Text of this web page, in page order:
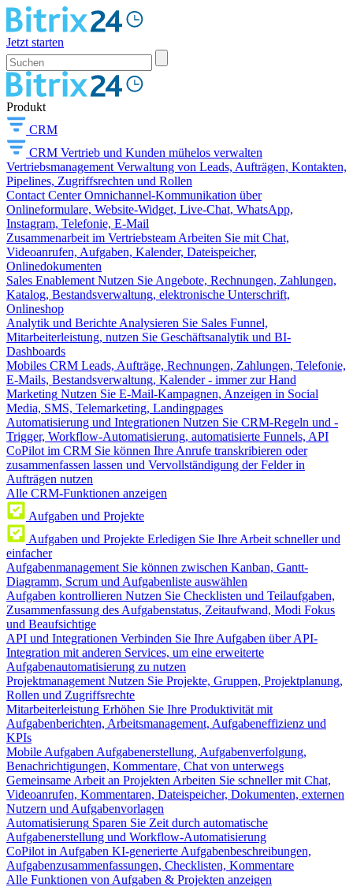
Jetzt starten
Produkt
CRM
CRM Vertrieb und Kunden mühelos verwalten
Vertriebsmanagement Verwaltung von Leads, Aufträgen, Kontakten,
Pipelines, Zugriffsrechten und Rollen
Contact Center Omnichannel-Kommunikation über
Onlineformulare, Website-Widget, Live-Chat, WhatsApp,
Instagram, Telefonie, E-Mail
Zusammenarbeit im Vertriebsteam Arbeiten Sie mit Chat,
Videoanrufen, Aufgaben, Kalender, Dateispeicher,
Onlinedokumenten
Sales Enablement Nutzen Sie Angebote, Rechnungen, Zahlungen,
Katalog, Bestandsverwaltung, elektronische Unterschrift,
Onlineshop
Analytik und Berichte Analysieren Sie Sales Funnel,
Mitarbeiterleistung, nutzen Sie Geschäftsanalytik und BI-
Dashboards
Mobiles CRM Leads, Aufträge, Rechnungen, Zahlungen, Telefonie,
E-Mails, Bestandsverwaltung, Kalender - immer zur Hand
Marketing Nutzen Sie E-Mail-Kampagnen, Anzeigen in Social
Media, SMS, Telemarketing, Landingpages
Automatisierung und Integrationen Nutzen Sie CRM-Regeln und -
Trigger, Workflow-Automatisierung, automatisierte Funnels, API
CoPilot im CRM Sie können Ihre Anrufe transkribieren oder
zusammenfassen lassen und Vervollständigung der Felder in
Aufträgen nutzen
Alle CRM-Funktionen anzeigen
Aufgaben und Projekte
Aufgaben und Projekte Erledigen Sie Ihre Arbeit schneller und
einfacher
Aufgabenmanagement Sie können zwischen Kanban, Gantt-
Diagramm, Scrum und Aufgabenliste auswählen
Aufgaben kontrollieren Nutzen Sie Checklisten und Teilaufgaben,
Zusammenfassung des Aufgabenstatus, Zeitaufwand, Modi Fokus
und Beaufsichtige
API und Integrationen Verbinden Sie Ihre Aufgaben über API-
Integration mit anderen Services, um eine erweiterte
Aufgabenautomatisierung zu nutzen
Projektmanagement Nutzen Sie Projekte, Gruppen, Projektplanung,
Rollen und Zugriffsrechte
Mitarbeiterleistung Erhöhen Sie Ihre Produktivität mit
Aufgabenberichten, Arbeitsmanagement, Aufgabeneffizienz und
KPIs
Mobile Aufgaben Aufgabenerstellung, Aufgabenverfolgung,
Benachrichtigungen, Kommentare, Chat von unterwegs
Gemeinsame Arbeit an Projekten Arbeiten Sie schneller mit Chat,
Videoanrufen, Kommentaren, Dateispeicher, Dokumenten, externen
Nutzern und Aufgabenvorlagen
Automatisierung Sparen Sie Zeit durch automatische
Aufgabenerstellung und Workflow-Automatisierung
CoPilot in Aufgaben KI-generierte Aufgabenbeschreibungen,
Aufgabenzusammenfassungen, Checklisten, Kommentare
Alle Funktionen von Aufgaben & Projekten anzeigen